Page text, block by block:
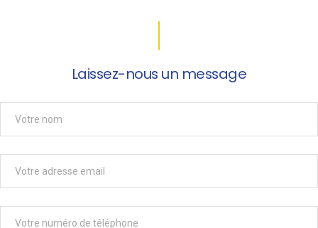
Laissez-nous un message